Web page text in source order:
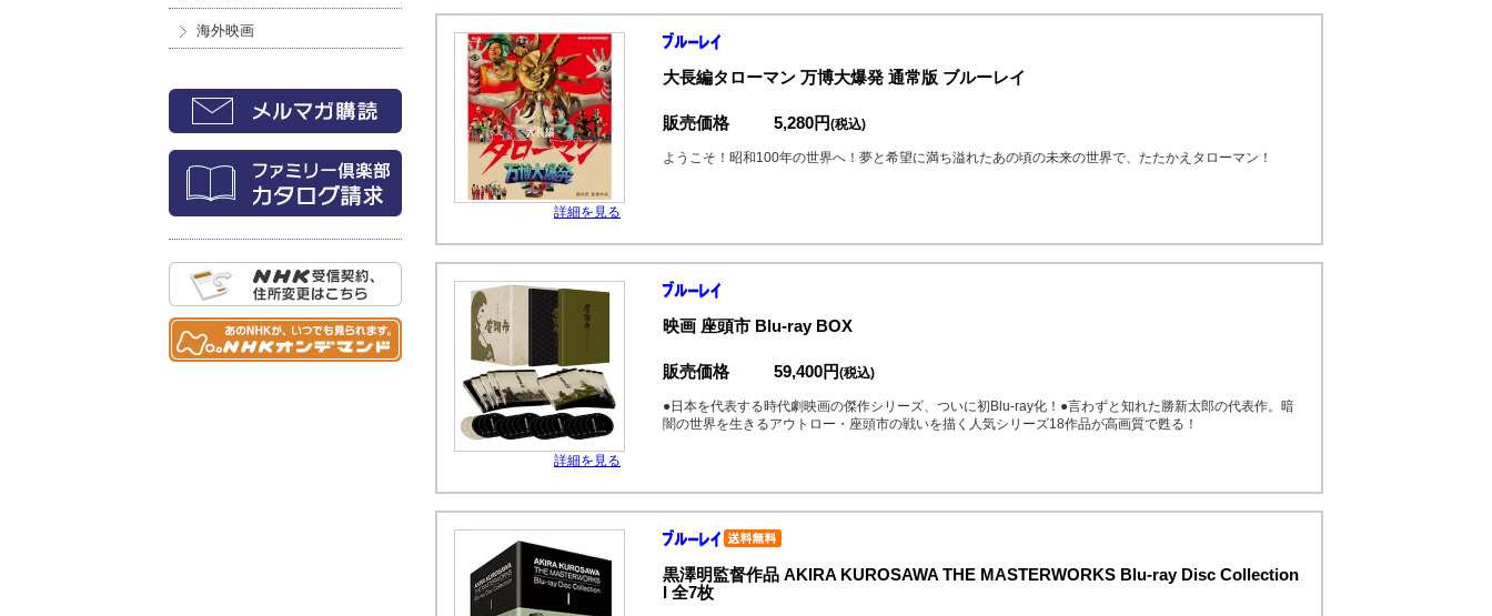
海外映画
詳細を見る
大長編タローマン 万博大爆発 通常版 ブルーレイ
販売価格 5,280円(税込)
ようこそ！昭和100年の世界へ！夢と希望に満ち溢れたあの頃の未来の世界で、たたかえタローマン！
詳細を見る
映画 座頭市 Blu-ray BOX
販売価格 59,400円(税込)
●日本を代表する時代劇映画の傑作シリーズ、ついに初Blu-ray化！●言わずと知れた勝新太郎の代表作。暗
闇の世界を生きるアウトロー・座頭市の戦いを描く人気シリーズ18作品が高画質で甦る！
黒澤明監督作品 AKIRA KUROSAWA THE MASTERWORKS Blu-ray Disc Collection
I 全7枚